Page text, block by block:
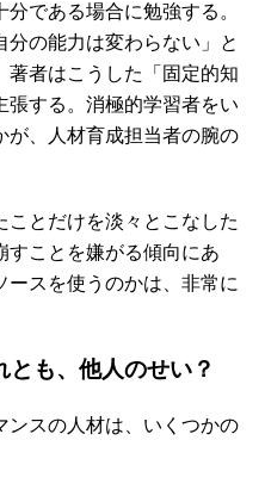
である場合に勉強する。
の能力は変わらない」と
著者はこうした「固定的知
張する。消極的学習者をい
が、人材育成担当者の腕の
ことだけを淡々とこなした
すことを嫌がる傾向にあ
ースを使うのかは、非常に
も、他人のせい？
スの人材は、いくつかの